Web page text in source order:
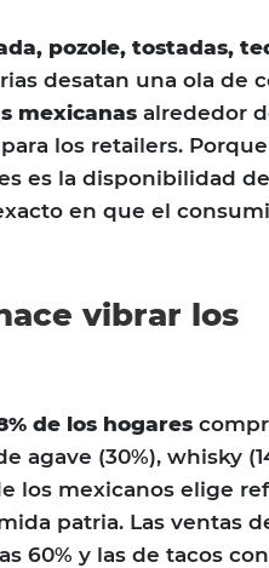
pozole, tostadas,
desatan una ola de
mexicanas alrededor
los retailers.
es la disponibilidad
en que el
vibrar los
de los hogares
agave (30%), whisky
los mexicanos elige
patria. Las ventas
60% y las de tacos